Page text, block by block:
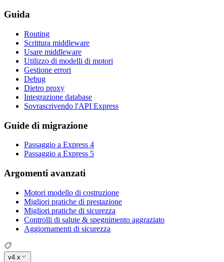
Guida
Routing
Scrittura middleware
Usare middleware
Utilizzo di modelli di motori
Gestione errori
Debug
Dietro proxy
Integrazione database
Sovrascrivendo l'API Express
Guide di migrazione
Passaggio a Express 4
Passaggio a Express 5
Argomenti avanzati
Motori modello di costruzione
Migliori pratiche di prestazione
Migliori pratiche di sicurezza
Controlli di salute & spegnimento aggraziato
Aggiornamenti di sicurezza
v4.x